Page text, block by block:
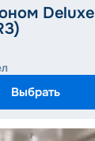
Deluxe
Выбрать